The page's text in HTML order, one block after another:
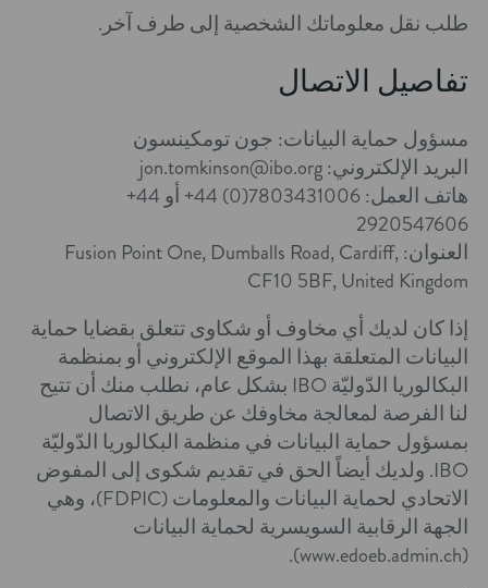
طلب نقل معلوماتك الشخصية إلى طرف آخر.
تفاصيل الاتصال
مسؤول حماية البيانات: جون تومكينسون
البريد الإلكتروني:jon.tomkinson@ibo.org
هاتف العمل:+44 (0)7803431006 أو +44
2920547606
العنوان: Fusion Point One, Dumballs Road, Cardiff,
CF10 5BF, United Kingdom
إذا كان لديك أي مخاوف أو شكاوى تتعلق بقضايا حماية
البيانات المتعلقة بهذا الموقع الإلكتروني أو بمنظمة
البكالوريا الدّوليّة IBO بشكل عام، نطلب منك أن تتيح
لنا الفرصة لمعالجة مخاوفك عن طريق الاتصال
بمسؤول حماية البيانات في منظمة البكالوريا الدّوليّة
IBO. ولديك أيضاً الحق في تقديم شكوى إلى المفوض
الاتحادي لحماية البيانات والمعلومات (FDPIC)، وهي
الجهة الرقابية السويسرية لحماية البيانات
(www.edoeb.admin.ch).